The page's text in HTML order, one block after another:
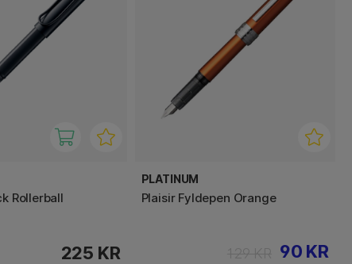
Rollerball
225 KR
PLATINUM
Plaisir Fyldepen Orange
90 KR